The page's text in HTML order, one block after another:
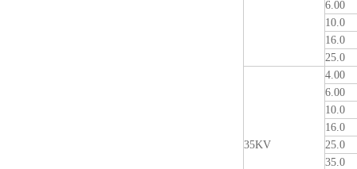
6.00
10.0
16.0
25.0
35KV
4.00
6.00
10.0
16.0
25.0
35.0